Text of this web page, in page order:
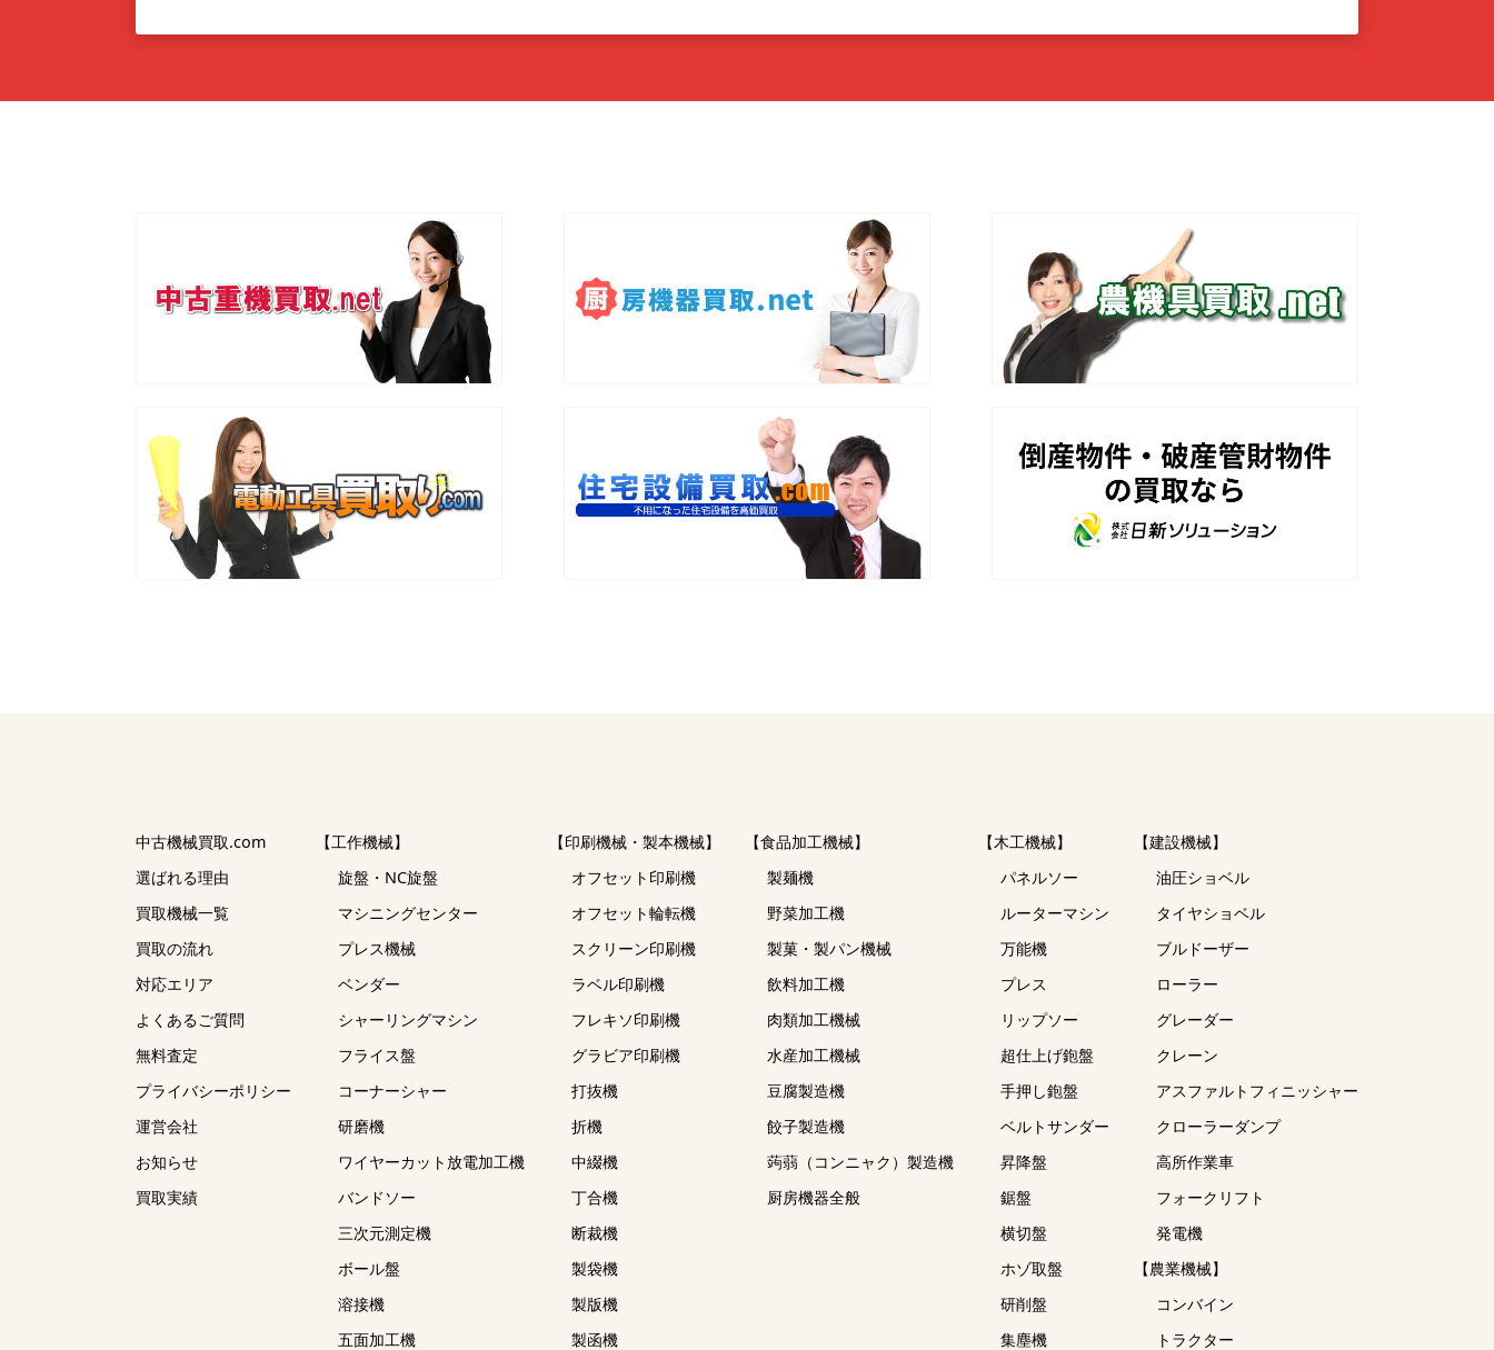
中古機械買取.com
選ばれる理由
買取機械一覧
買取の流れ
対応エリア
よくあるご質問
無料査定
プライバシーポリシー
運営会社
お知らせ
買取実績
【工作機械】
旋盤・NC旋盤
マシニングセンター
プレス機械
ベンダー
シャーリングマシン
フライス盤
コーナーシャー
研磨機
ワイヤーカット放電加工機
バンドソー
三次元測定機
ボール盤
溶接機
五面加工機
【印刷機械・製本機械】
オフセット印刷機
オフセット輪転機
スクリーン印刷機
ラベル印刷機
フレキソ印刷機
グラビア印刷機
打抜機
折機
中綴機
丁合機
断裁機
製袋機
製版機
製函機
【食品加工機械】
製麺機
野菜加工機
製菓・製パン機械
飲料加工機
肉類加工機械
水産加工機械
豆腐製造機
餃子製造機
蒟蒻（コンニャク）製造機
厨房機器全般
【木工機械】
パネルソー
ルーターマシン
万能機
プレス
リップソー
超仕上げ鉋盤
手押し鉋盤
ベルトサンダー
昇降盤
鋸盤
横切盤
ホゾ取盤
研削盤
集塵機
【建設機械】
油圧ショベル
タイヤショベル
ブルドーザー
ローラー
グレーダー
クレーン
アスファルトフィニッシャー
クローラーダンプ
高所作業車
フォークリフト
発電機
【農業機械】
コンバイン
トラクター